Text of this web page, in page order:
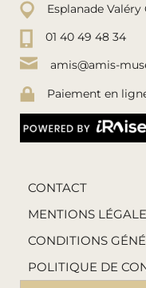
Esplanade Valéry
01 40 49 48 34
amis@amis-
Paiement en
CONTACT
MENTIONS
CONDITIONS
POLITIQUE DE